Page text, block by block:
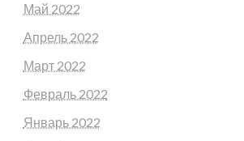
Май 2022
Апрель 2022
Март 2022
Февраль 2022
Январь 2022